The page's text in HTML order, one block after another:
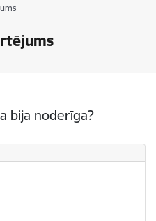
bija noderīga?